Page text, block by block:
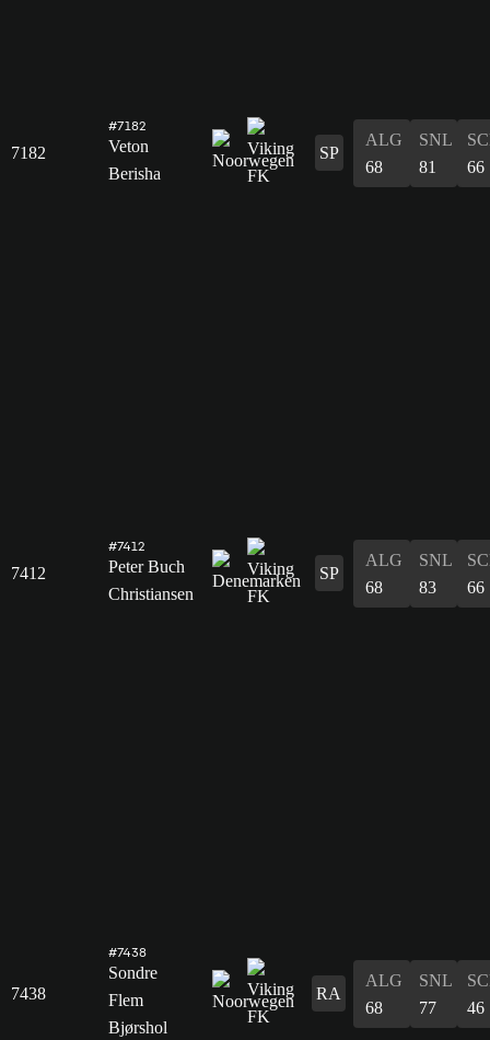
7182
#7182
Veton
Berisha
SP
ALG
68
SNL
81
66
7412
#7412
Peter Buch
Christiansen
SP
ALG
68
SNL
83
66
7438
#7438
Sondre
Flem
Bjørshol
RA
ALG
68
SNL
77
46